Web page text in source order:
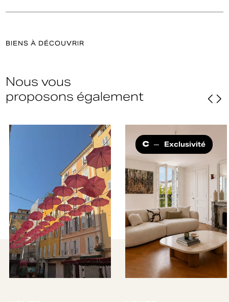
BIENS À DÉCOUVRIR
Nous vous
proposons également
Exclusivité